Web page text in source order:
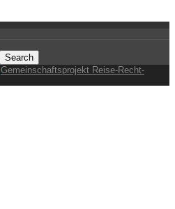
Gemeinschaftsprojekt Reise-Recht-